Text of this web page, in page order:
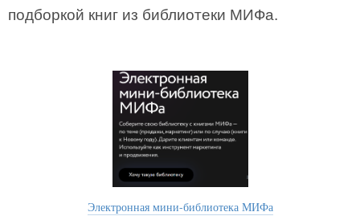
подборкой книг из библиотеки МИФа.
Электронная мини-библиотека МИФа